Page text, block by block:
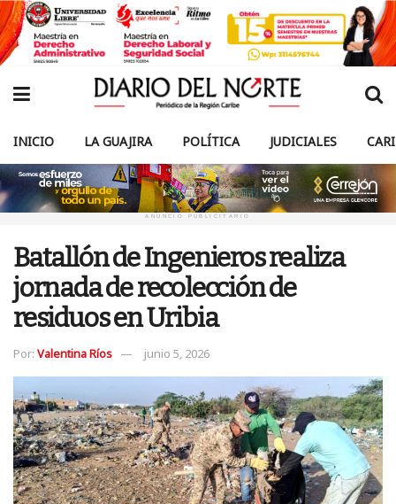
INICIO LA GUAJIRA POLÍTICA JUDICIALES
ANUNCIO PUBLICITARIO
Batallón de Ingenieros realiza
jornada de recolección de
residuos en Uribia
Por: Valentina Ríos junio 5, 2026